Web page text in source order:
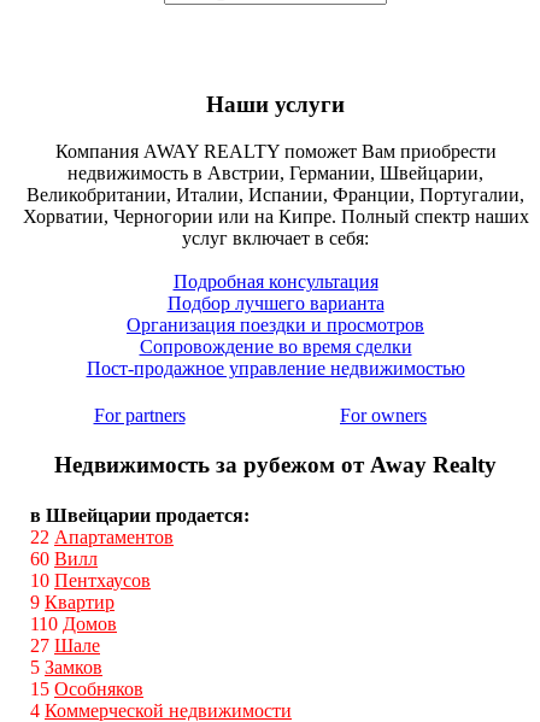
Наши услуги
Компания AWAY REALTY поможет Вам приобрести
недвижимость в Австрии, Германии, Швейцарии,
Великобритании, Италии, Испании, Франции, Португалии,
Хорватии, Черногории или на Кипре. Полный спектр наших
услуг включает в себя:
Подробная консультация
Подбор лучшего варианта
Организация поездки и просмотров
Сопровождение во время сделки
Пост-продажное управление недвижимостью
For partners For owners
Недвижимость за рубежом от Away Realty
в Швейцарии продается:
22 Апартаментов
60 Вилл
10 Пентхаусов
9 Квартир
110 Домов
27 Шале
5 Замков
15 Особняков
4 Коммерческой недвижимости